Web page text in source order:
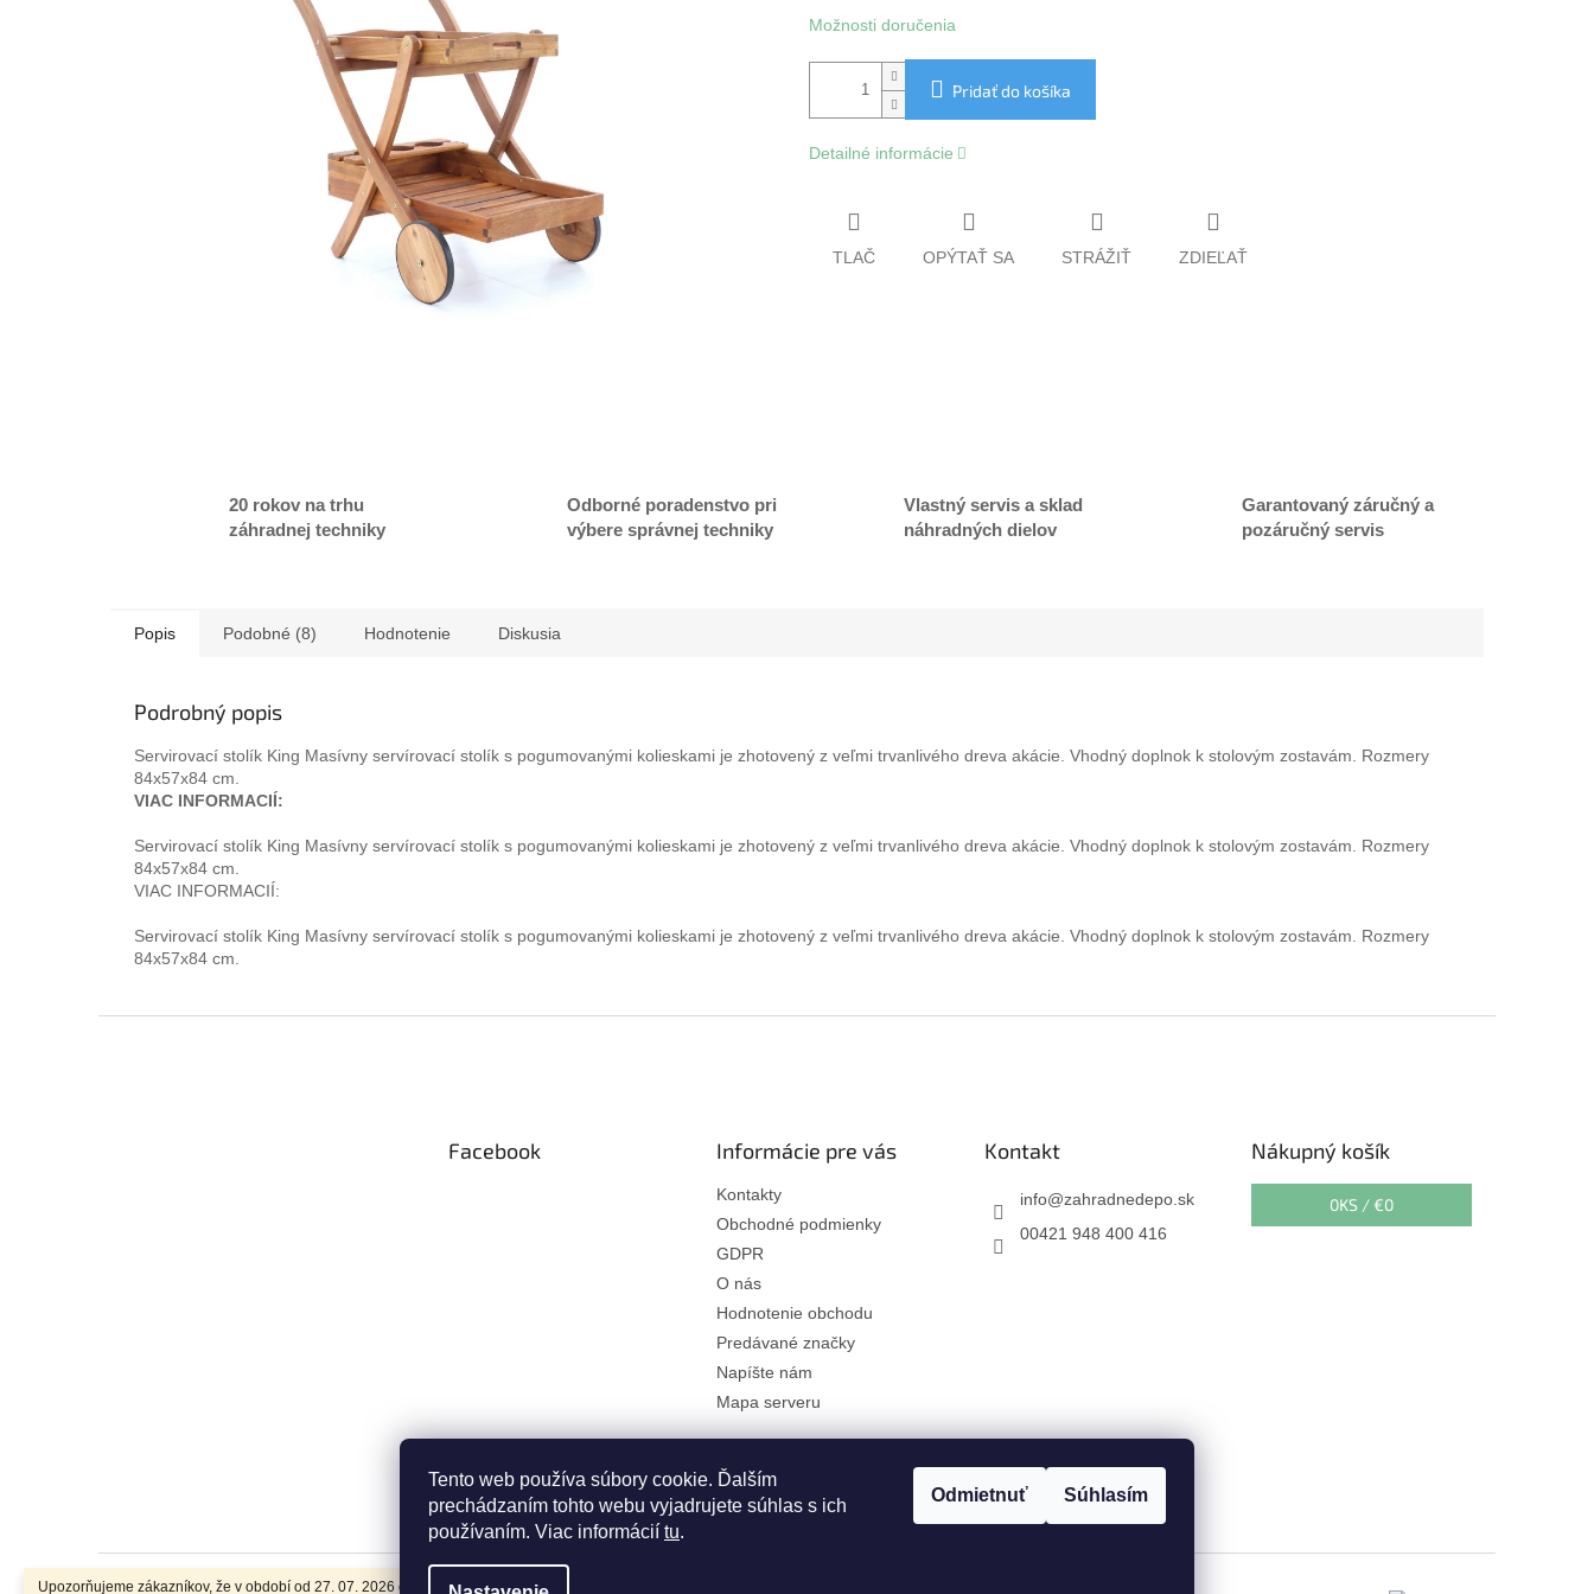
Tento web používa súbory cookie. Ďalším
prechádzaním tohto webu vyjadrujete súhlas s ich
používaním. Viac informácií tu.
Odmietnuť Súhlasím
Upozorňujeme zákazníkov, že v období od 27. 07. 2026 do 07.08. 2026
Možnosti doručenia
Pridať do košíka
Detailné informácie
TLAČ OPÝTAŤ SA STRÁŽIŤ ZDIEĽAŤ
20 rokov na trhu
záhradnej techniky
Odborné poradenstvo pri
výbere správnej techniky
Vlastný servis a sklad
náhradných dielov
Garantovaný záručný a
pozáručný servis
Popis Podobné (8) Hodnotenie Diskusia
Podrobný popis
Servirovací stolík King Masívny servírovací stolík s pogumovanými kolieskami je zhotovený z veľmi trvanlivého dreva akácie. Vhodný doplnok k stolovým zostavám. Rozmery
84x57x84 cm.
VIAC INFORMACIÍ:
Servirovací stolík King Masívny servírovací stolík s pogumovanými kolieskami je zhotovený z veľmi trvanlivého dreva akácie. Vhodný doplnok k stolovým zostavám. Rozmery
84x57x84 cm.
VIAC INFORMACIÍ:
Servirovací stolík King Masívny servírovací stolík s pogumovanými kolieskami je zhotovený z veľmi trvanlivého dreva akácie. Vhodný doplnok k stolovým zostavám. Rozmery
84x57x84 cm.
Facebook Informácie pre vás
Kontakty
Obchodné podmienky
GDPR
O nás
Hodnotenie obchodu
Predávané značky
Napíšte nám
Mapa serveru
Kontakt
info@zahradnedepo.sk
00421 948 400 416
Nákupný košík
0KS / €0